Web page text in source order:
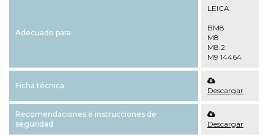
Adecuado para
LEICA
BM8
M8
M8.2
M9 14464
Ficha técnica
Descargar
Recomendaciones e instrucciones de
seguridad
Descargar